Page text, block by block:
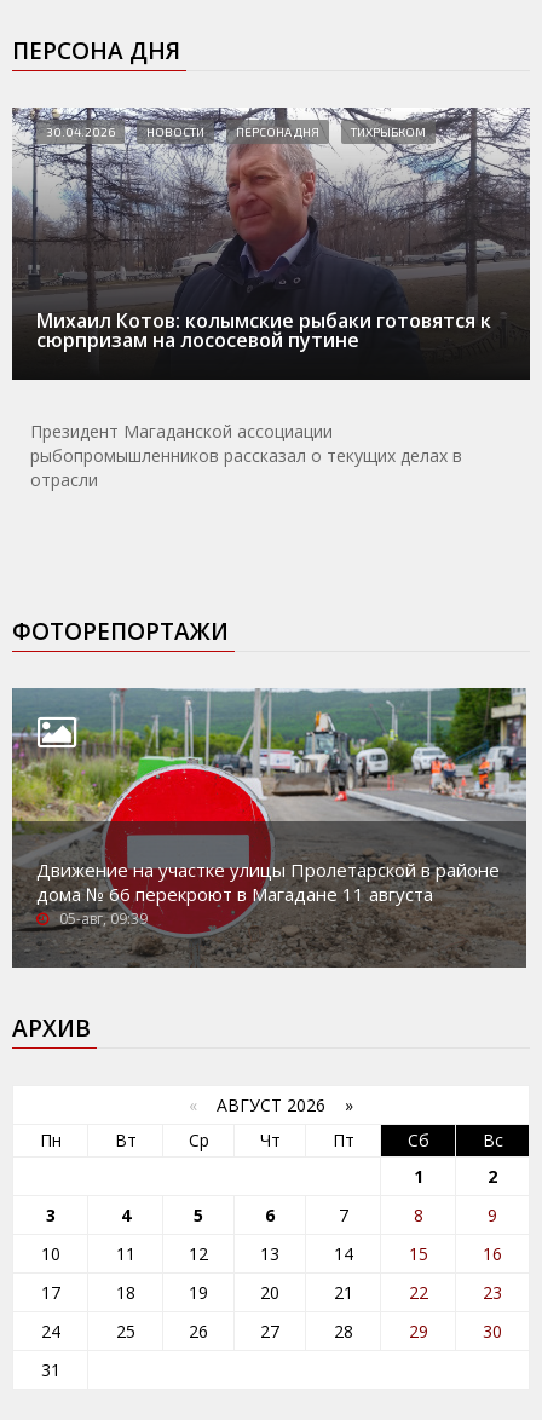
ПЕРСОНА ДНЯ
Михаил Котов: колымские рыбаки готовятся к
сюрпризам на лососевой путине
30.04.2026 НОВОСТИ ПЕРСОНА ДНЯ ТИХРЫБКОМ
Президент Магаданской ассоциации
рыбопромышленников рассказал о текущих делах в
отрасли
ФОТОРЕПОРТАЖИ
Движение на участке улицы Пролетарской в районе
дома № 66 перекроют в Магадане 11 августа
05-авг, 09:39
АРХИВ
« АВГУСТ 2026 »
Пн
Вт Ср Чт Пт Сб
Вс
1
2
3
4 5 6 7 8
9
10
11 12 13 14 15
16
17
18 19 20 21 22
23
24
25 26 27 28 29
30
31